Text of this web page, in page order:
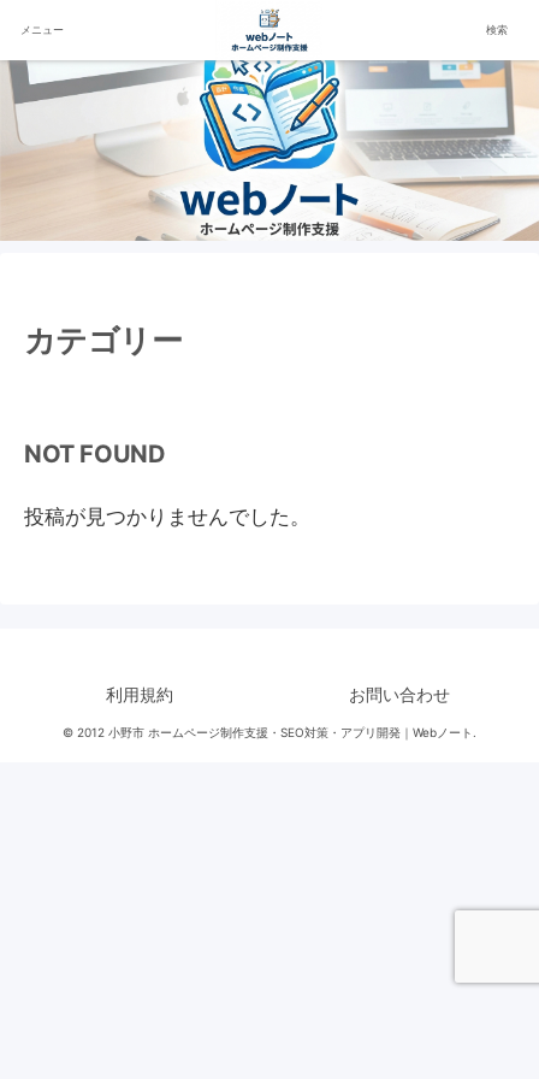
カテゴリー
NOT FOUND
投稿が見つかりませんでした。
利用規約 お問い合わせ
© 2012 小野市 ホームページ制作支援・SEO対策・アプリ開発｜Webノート.
メニュー 検索